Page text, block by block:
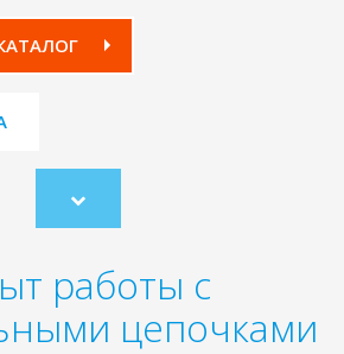
Scroll
to
работы с
цепочками